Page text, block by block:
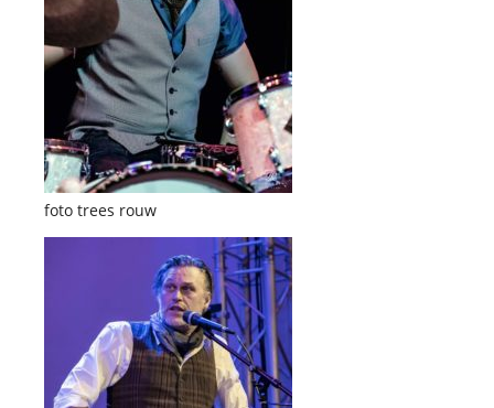
foto trees rouw